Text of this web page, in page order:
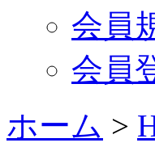
会員
会員
ホーム >